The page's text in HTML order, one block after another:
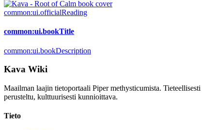
common:ui.officialReading
common:ui.bookTitle
common:ui.bookDescription
Kava Wiki
Maailman laajin tietoportaali Piper methysticumista. Tieteellisesti
perusteltu, kulttuurisesti kunnioittava.
Tieto